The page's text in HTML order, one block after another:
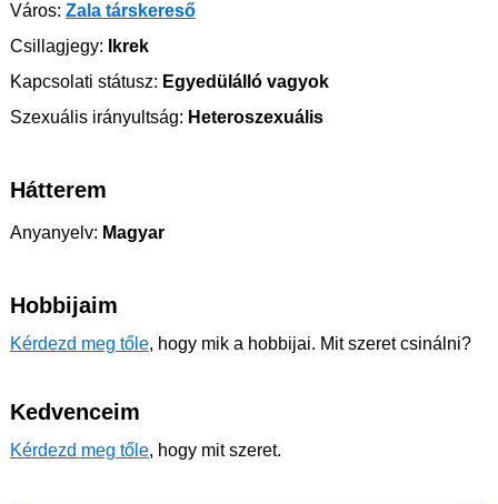
Város: Zala társkereső
Csillagjegy: Ikrek
Kapcsolati státusz: Egyedülálló vagyok
Szexuális irányultság: Heteroszexuális
Hátterem
Anyanyelv: Magyar
Hobbijaim
Kérdezd meg tőle, hogy mik a hobbijai. Mit szeret csinálni?
Kedvenceim
Kérdezd meg tőle, hogy mit szeret.